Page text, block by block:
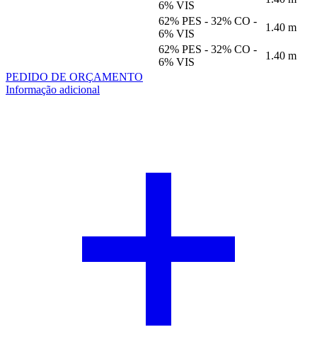
6% VIS
62% PES - 32% CO -
6% VIS
1.40 m
62% PES - 32% CO -
6% VIS
1.40 m
PEDIDO DE ORÇAMENTO
Informação adicional